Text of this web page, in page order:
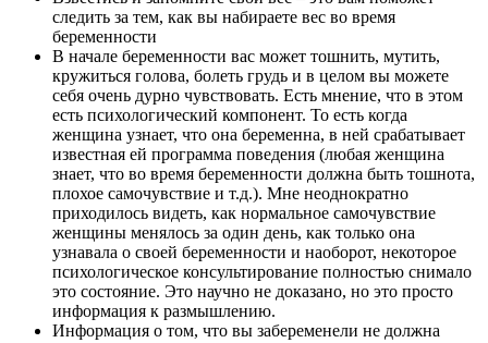
следить за тем, как вы набираете вес во время
беременности
В начале беременности вас может тошнить, мутить,
кружиться голова, болеть грудь и в целом вы можете
себя очень дурно чувствовать. Есть мнение, что в этом
есть психологический компонент. То есть когда
женщина узнает, что она беременна, в ней срабатывает
известная ей программа поведения (любая женщина
знает, что во время беременности должна быть тошнота,
плохое самочувствие и т.д.). Мне неоднократно
приходилось видеть, как нормальное самочувствие
женщины менялось за один день, как только она
узнавала о своей беременности и наоборот, некоторое
психологическое консультирование полностью снимало
это состояние. Это научно не доказано, но это просто
информация к размышлению.
Информация о том, что вы забеременели не должна